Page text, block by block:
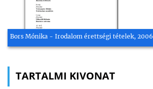
Bors Mónika - Irodalom érettségi tételek, 2006
TARTALMI KIVONAT